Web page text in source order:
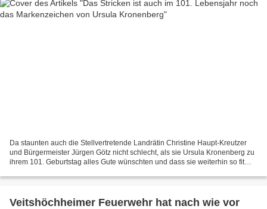
Da staunten auch die Stellvertretende Landrätin Christine Haupt-Kreutzer
und Bürgermeister Jürgen Götz nicht schlecht, als sie Ursula Kronenberg zu
ihrem 101. Geburtstag alles Gute wünschten und dass sie weiterhin so fit
Veitshöchheimer Feuerwehr hat nach wie vor